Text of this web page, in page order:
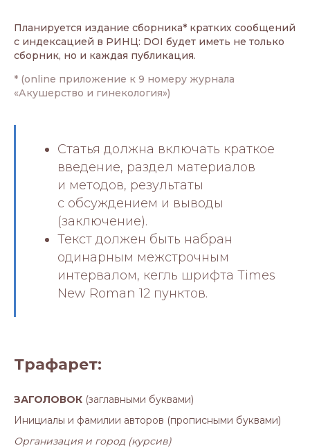
Планируется издание сборника* кратких сообщений
с индексацией в РИНЦ: DOI будет иметь не только
сборник, но и каждая публикация.
* (online приложение к 9 номеру журнала
«Акушерство и гинекология»)
Статья должна включать краткое
введение, раздел материалов
и методов, результаты
с обсуждением и выводы
(заключение).
Текст должен быть набран
одинарным межстрочным
интервалом, кегль шрифта Times
New Roman 12 пунктов.
Трафарет:
ЗАГОЛОВОК (заглавными буквами)
Инициалы и фамилии авторов (прописными буквами)
Организация и город (курсив)